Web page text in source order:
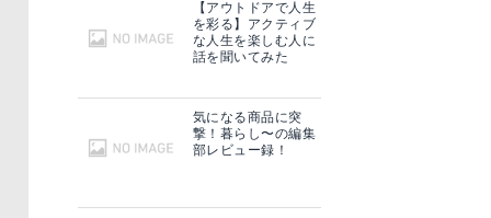
【アウトドアで人生
を彩る】アクティブ
な人生を楽しむ人に
話を聞いてみた
気になる商品に突
撃！暮らし〜の編集
部レビュー録！